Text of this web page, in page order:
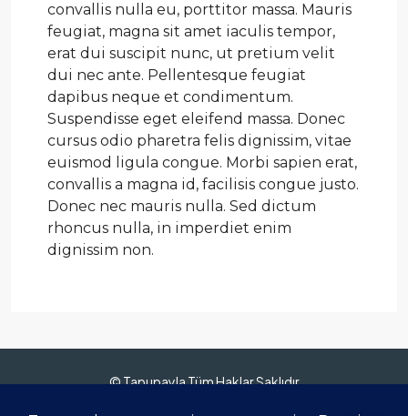
convallis nulla eu, porttitor massa. Mauris
feugiat, magna sit amet iaculis tempor,
erat dui suscipit nunc, ut pretium velit
dui nec ante. Pellentesque feugiat
dapibus neque et condimentum.
Suspendisse eget eleifend massa. Donec
cursus odio pharetra felis dignissim, vitae
euismod ligula congue. Morbi sapien erat,
convallis a magna id, facilisis congue justo.
Donec nec mauris nulla. Sed dictum
rhoncus nulla, in imperdiet enim
dignissim non.
© Tapupayla Tüm Haklar Saklıdır